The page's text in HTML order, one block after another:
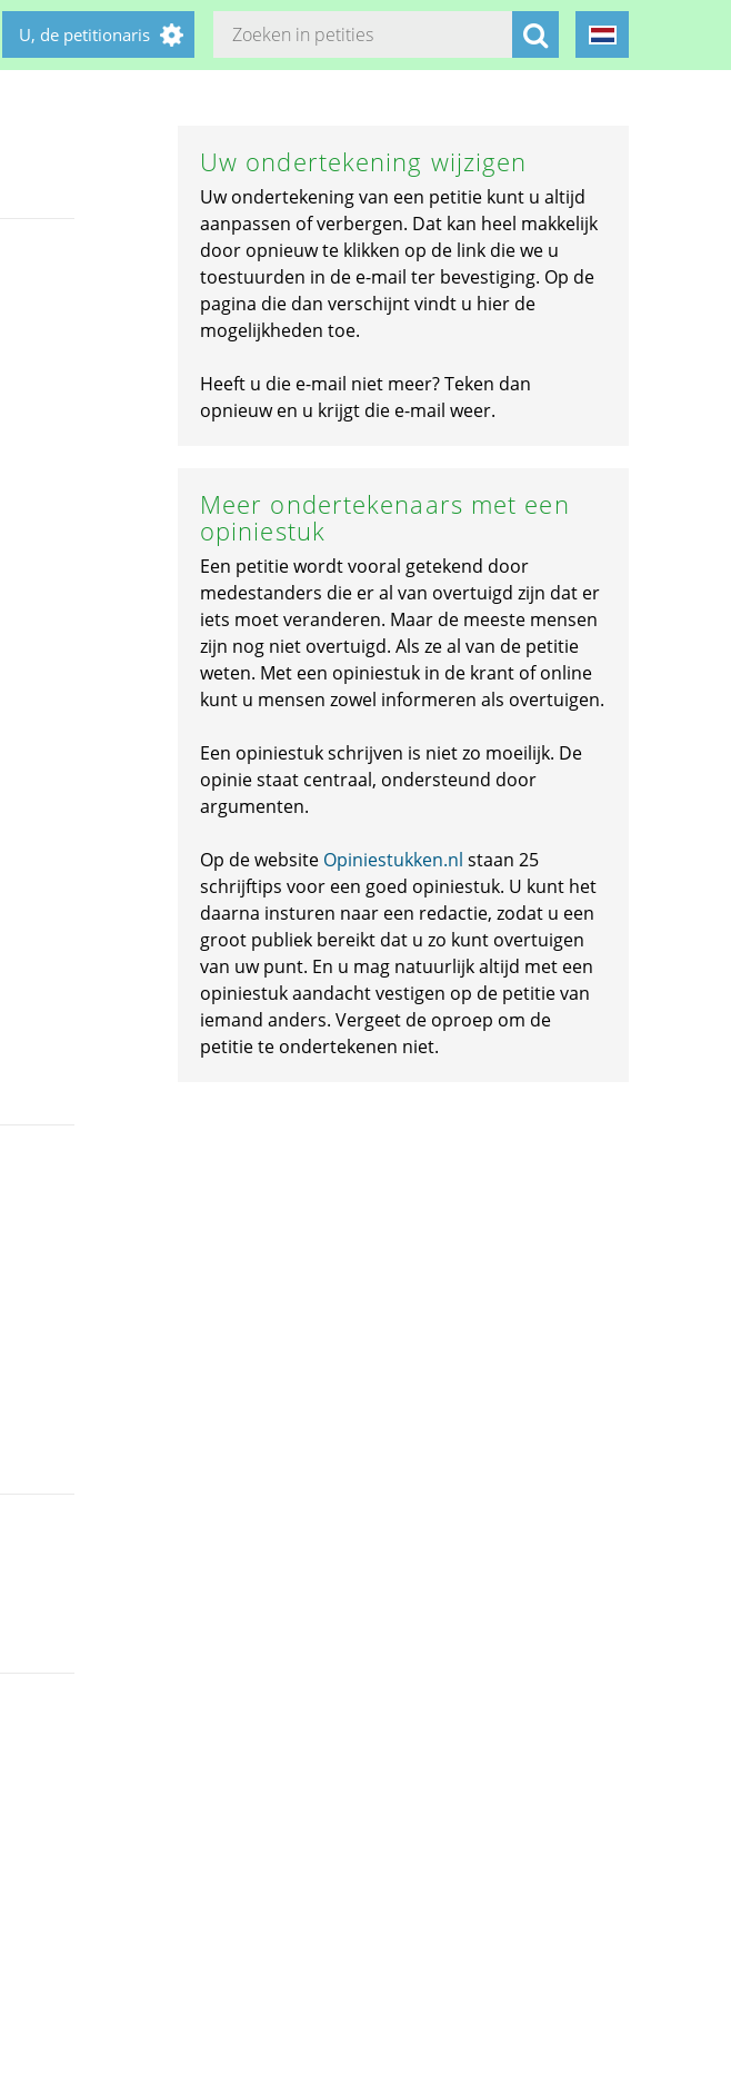
U, de petitionaris
Uw ondertekening wijzigen
Uw ondertekening van een petitie kunt u altijd
aanpassen of verbergen. Dat kan heel makkelijk
door opnieuw te klikken op de link die we u
toestuurden in de e-mail ter bevestiging. Op de
pagina die dan verschijnt vindt u hier de
mogelijkheden toe.
Heeft u die e-mail niet meer? Teken dan
opnieuw en u krijgt die e-mail weer.
Meer ondertekenaars met een
opiniestuk
Een petitie wordt vooral getekend door
medestanders die er al van overtuigd zijn dat er
iets moet veranderen. Maar de meeste mensen
zijn nog niet overtuigd. Als ze al van de petitie
weten. Met een opiniestuk in de krant of online
kunt u mensen zowel informeren als overtuigen.
Een opiniestuk schrijven is niet zo moeilijk. De
opinie staat centraal, ondersteund door
argumenten.
Op de website Opiniestukken.nl staan 25
schrijftips voor een goed opiniestuk. U kunt het
daarna insturen naar een redactie, zodat u een
groot publiek bereikt dat u zo kunt overtuigen
van uw punt. En u mag natuurlijk altijd met een
opiniestuk aandacht vestigen op de petitie van
iemand anders. Vergeet de oproep om de
petitie te ondertekenen niet.